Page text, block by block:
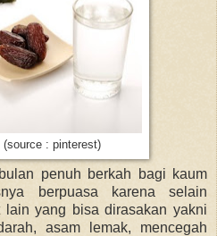
(source : pinterest)
penuh berkah bagi kaum
berpuasa karena selain
lain yang bisa dirasakan yakni
asam lemak, mencegah